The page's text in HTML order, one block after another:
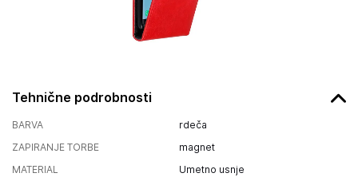
Tehnične podrobnosti
BARVA
rdeča
ZAPIRANJE TORBE
magnet
MATERIAL
Umetno usnje